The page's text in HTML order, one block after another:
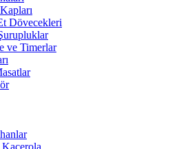
Dövecekleri
ve Timerlar
Kaçerola